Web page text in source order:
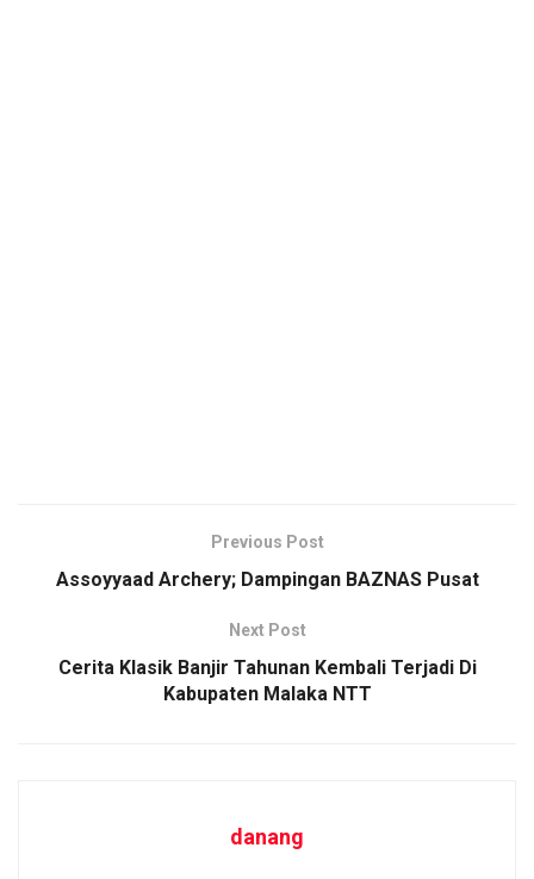
Previous Post
Assoyyaad Archery; Dampingan BAZNAS Pusat
Next Post
Cerita Klasik Banjir Tahunan Kembali Terjadi Di
Kabupaten Malaka NTT
danang